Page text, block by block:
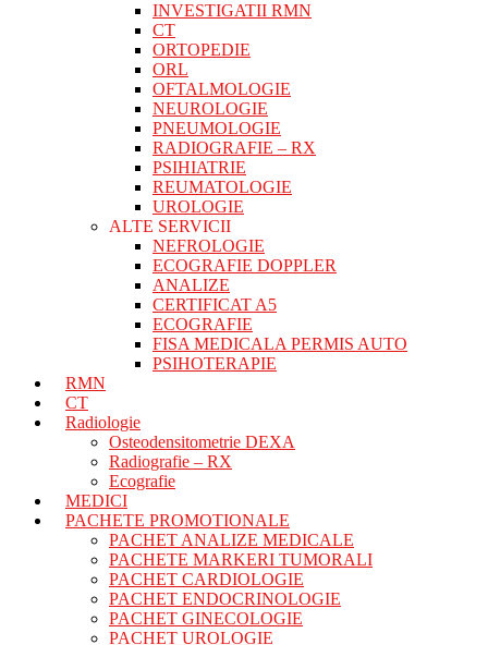
INVESTIGATII RMN
CT
ORTOPEDIE
ORL
OFTALMOLOGIE
NEUROLOGIE
PNEUMOLOGIE
RADIOGRAFIE – RX
PSIHIATRIE
REUMATOLOGIE
UROLOGIE
ALTE SERVICII
NEFROLOGIE
ECOGRAFIE DOPPLER
ANALIZE
CERTIFICAT A5
ECOGRAFIE
FISA MEDICALA PERMIS AUTO
PSIHOTERAPIE
RMN
CT
Radiologie
Osteodensitometrie DEXA
Radiografie – RX
Ecografie
MEDICI
PACHETE PROMOTIONALE
PACHET ANALIZE MEDICALE
PACHETE MARKERI TUMORALI
PACHET CARDIOLOGIE
PACHET ENDOCRINOLOGIE
PACHET GINECOLOGIE
PACHET UROLOGIE